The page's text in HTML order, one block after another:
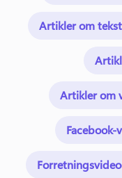
Artikler om
Artikler om
Facebook-